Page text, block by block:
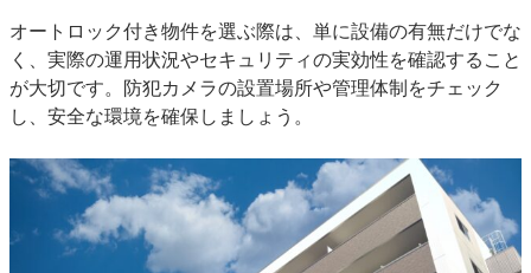
オートロック付き物件を選ぶ際は、単に設備の有無だけでな
く、実際の運用状況やセキュリティの実効性を確認すること
が大切です。防犯カメラの設置場所や管理体制をチェック
し、安全な環境を確保しましょう。